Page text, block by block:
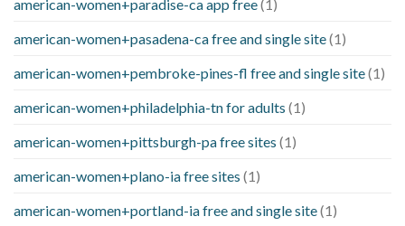
american-women+paradise-ca app free(1)
american-women+pasadena-ca free and single site(1)
american-women+pembroke-pines-fl free and single site(1)
american-women+philadelphia-tn for adults (1)
american-women+pittsburgh-pa free sites (1)
american-women+plano-ia free sites (1)
american-women+portland-ia free and single site(1)